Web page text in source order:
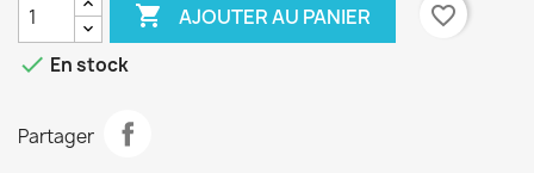
 AJOUTER AU PANIER
favorite_border
 En stock
Partager